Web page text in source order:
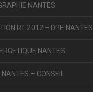
NANTES
RT 2012 – DPE NANTES
NANTES
– CONSEIL